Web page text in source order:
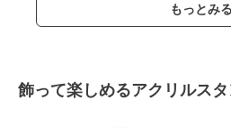
もっとみる
飾って楽しめるアクリルス